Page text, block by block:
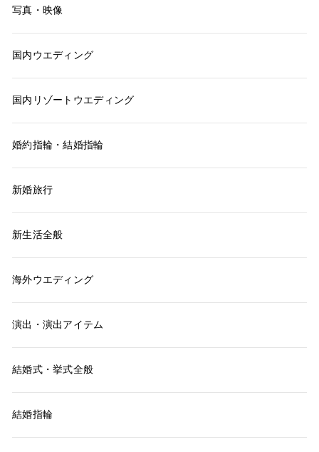
写真・映像
国内ウエディング
国内リゾートウエディング
婚約指輪・結婚指輪
新婚旅行
新生活全般
海外ウエディング
演出・演出アイテム
結婚式・挙式全般
結婚指輪